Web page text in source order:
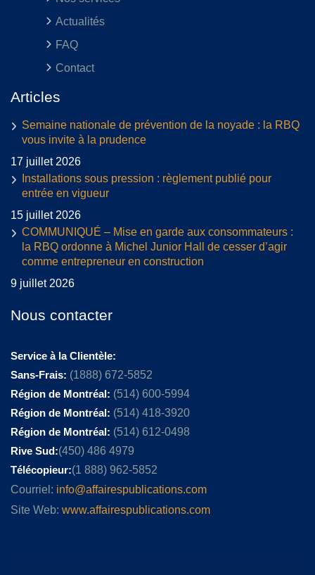
Actualités
FAQ
Contact
Articles
Semaine nationale de prévention de la noyade : la RBQ
vous invite à la prudence
17 juillet 2026
Installations sous pression : règlement publié pour
entrée en vigueur
15 juillet 2026
COMMUNIQUÉ – Mise en garde aux consommateurs :
la RBQ ordonne à Michel Junior Hall de cesser d’agir
comme entrepreneur en construction
9 juillet 2026
Nous contacter
Service à la Clientèle:
Sans-Frais: (1888) 672-5852
Région de Montréal: (514) 600-5994
Région de Montréal: (514) 418-3920
Région de Montréal: (514) 612-0498
Rive Sud:(450) 486 4979
Télécopieur:(1 888) 962-5852
Courriel: info@affairespublications.com
Site Web: www.affairespublications.com